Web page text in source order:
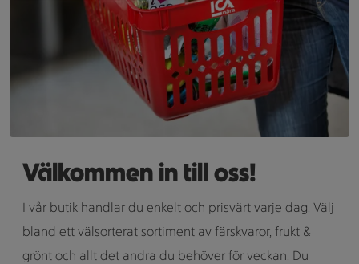
Välkommen in till oss!
I vår butik handlar du enkelt och prisvärt varje dag. Välj
bland ett välsorterat sortiment av färskvaror, frukt &
grönt och allt det andra du behöver för veckan. Du